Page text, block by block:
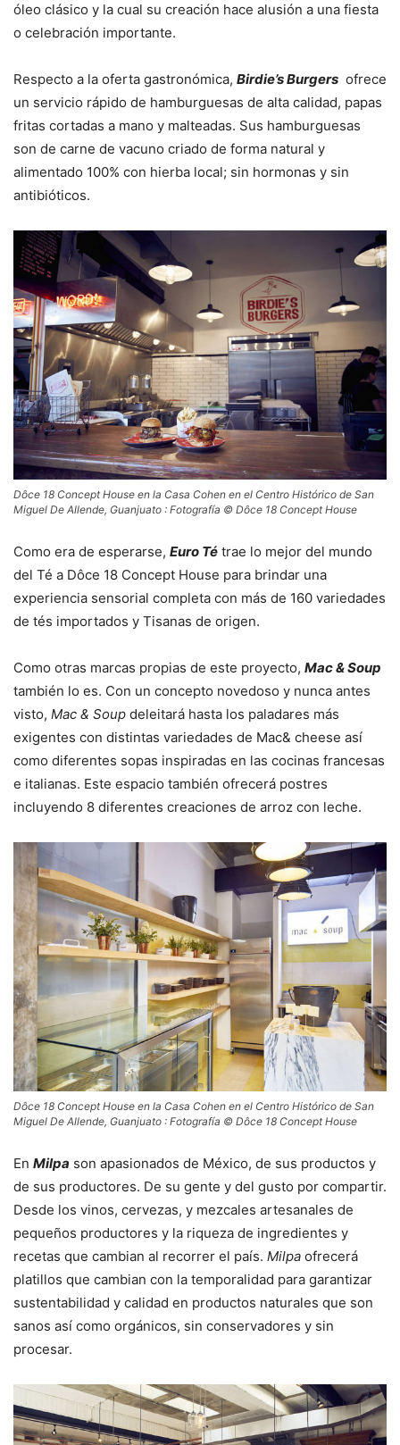
óleo clásico y la cual su creación hace alusión a una fiesta
o celebración importante.
Respecto a la oferta gastronómica, Birdie’s Burgers ofrece
un servicio rápido de hamburguesas de alta calidad, papas
fritas cortadas a mano y malteadas. Sus hamburguesas
son de carne de vacuno criado de forma natural y
alimentado 100% con hierba local; sin hormonas y sin
antibióticos.
Dôce 18 Concept House en la Casa Cohen en el Centro Histórico de San
Miguel De Allende, Guanjuato : Fotografía © Dôce 18 Concept House
Como era de esperarse, Euro Té trae lo mejor del mundo
del Té a Dôce 18 Concept House para brindar una
experiencia sensorial completa con más de 160 variedades
de tés importados y Tisanas de origen.
Como otras marcas propias de este proyecto, Mac & Soup
también lo es. Con un concepto novedoso y nunca antes
visto, Mac & Soup deleitará hasta los paladares más
exigentes con distintas variedades de Mac& cheese así
como diferentes sopas inspiradas en las cocinas francesas
e italianas. Este espacio también ofrecerá postres
incluyendo 8 diferentes creaciones de arroz con leche.
Dôce 18 Concept House en la Casa Cohen en el Centro Histórico de San
Miguel De Allende, Guanjuato : Fotografía © Dôce 18 Concept House
En Milpa son apasionados de México, de sus productos y
de sus productores. De su gente y del gusto por compartir.
Desde los vinos, cervezas, y mezcales artesanales de
pequeños productores y la riqueza de ingredientes y
recetas que cambian al recorrer el país. Milpa ofrecerá
platillos que cambian con la temporalidad para garantizar
sustentabilidad y calidad en productos naturales que son
sanos así como orgánicos, sin conservadores y sin
procesar.